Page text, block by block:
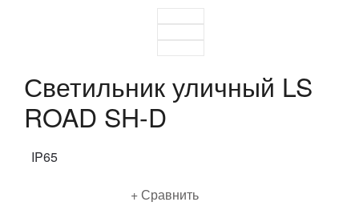
Светильник уличный LS
ROAD SH-D
IP65
Сравнить